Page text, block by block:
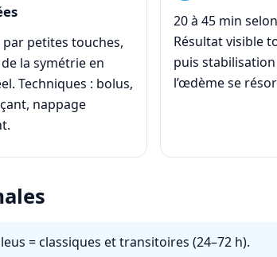
petites touches,
la symétrie en
Techniques : bolus,
nappage
20 à 45 min
Résultat visible
puis
l’œdème se
= classiques et transitoires (24–72 h).